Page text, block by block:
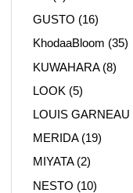
GUSTO (16)
KhodaaBloom (35)
KUWAHARA(8)
LOOK (5)
LOUIS GARNEAU
MERIDA(19)
MIYATA(2)
NESTO (10)